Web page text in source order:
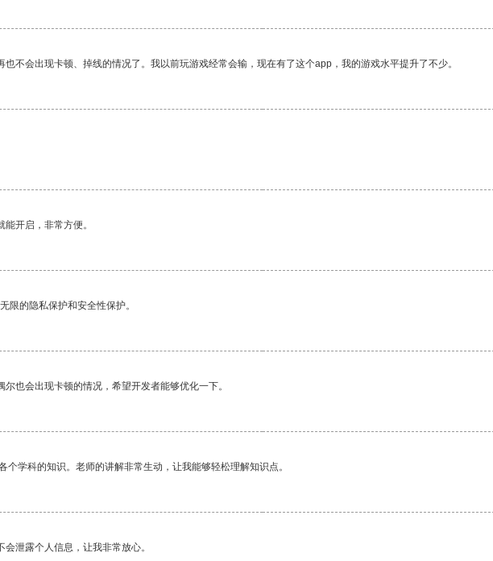
不会出现卡顿、掉线的情况了。我以前玩游戏经常会输，现在有了这个app，我的游戏水平提升了不少。
开启，非常方便。
限的隐私保护和安全性保护。
也会出现卡顿的情况，希望开发者能够优化一下。
学科的知识。老师的讲解非常生动，让我能够轻松理解知识点。
泄露个人信息，让我非常放心。